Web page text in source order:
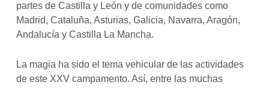
partes de Castilla y León y de comunidades como
Madrid, Cataluña, Asturias, Galicia, Navarra, Aragón,
Andalucía y Castilla La Mancha.
La magia ha sido el tema vehicular de las actividades
de este XXV campamento. Así, entre las muchas